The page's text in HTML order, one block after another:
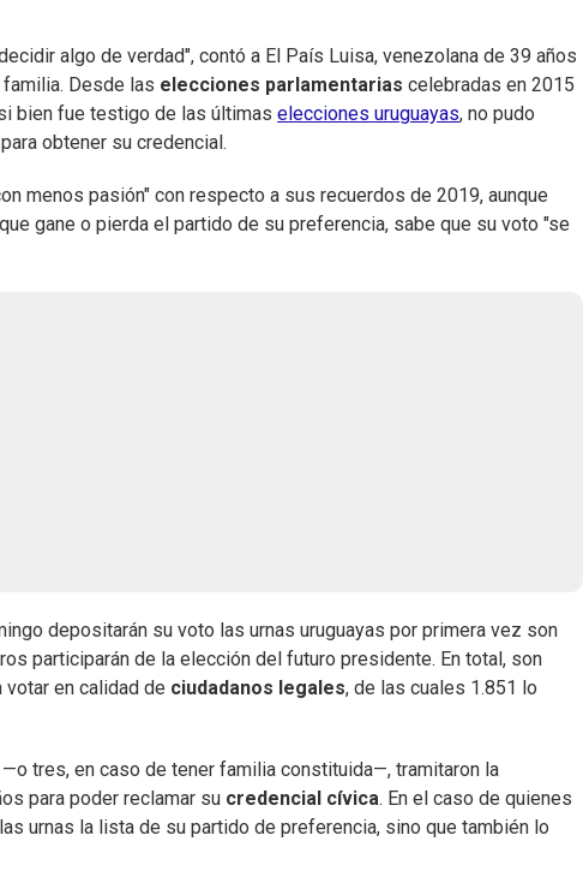
algo de verdad", contó a El País Luisa, venezolana de 39 años
Desde las elecciones parlamentarias celebradas en 2015
bien fue testigo de las últimas elecciones uruguayas, no pudo
obtener su credencial.
menos pasión" con respecto a sus recuerdos de 2019, aunque
gane o pierda el partido de su preferencia, sabe que su voto "se
depositarán su voto las urnas uruguayas por primera vez son
participarán de la elección del futuro presidente. En total, son
en calidad de ciudadanos legales, de las cuales 1.851 lo
tres, en caso de tener familia constituida—, tramitaron la
para poder reclamar su credencial cívica. En el caso de quienes
urnas la lista de su partido de preferencia, sino que también lo